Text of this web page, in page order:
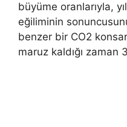
büyüme oranlarıyla,
eğiliminin
benzer bir CO2
maruz kaldığı zaman